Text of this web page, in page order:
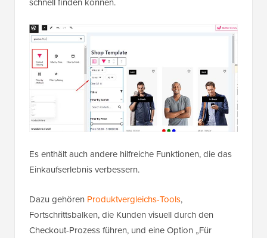
Es enthält auch andere hilfreiche Funktionen, die das
Einkaufserlebnis verbessern.
Dazu gehören Produktvergleichs-Tools,
Fortschrittsbalken, die Kunden visuell durch den
Checkout-Prozess führen, und eine Option „Für